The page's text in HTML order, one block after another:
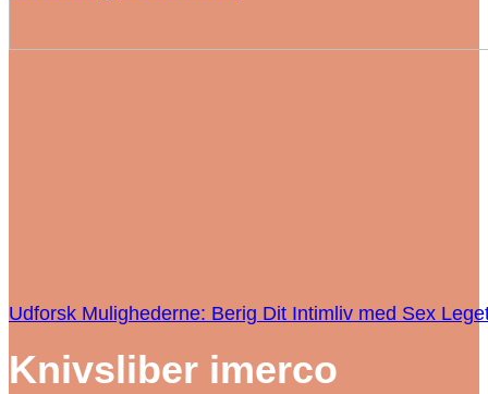
Udforsk Mulighederne: Berig Dit Intimliv med Sex
Knivsliber imerco